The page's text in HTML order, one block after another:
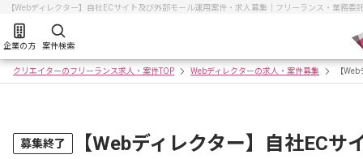
【Webディレクター】自社ECサイト及び外部モール運用案件・求人募集｜フリーランス・業務委
企業の方 案件検索
クリエイターのフリーランス求人・案件TOP Webディレクターの求人・案件募集 【
募集終了 【Webディレクター】自社EC